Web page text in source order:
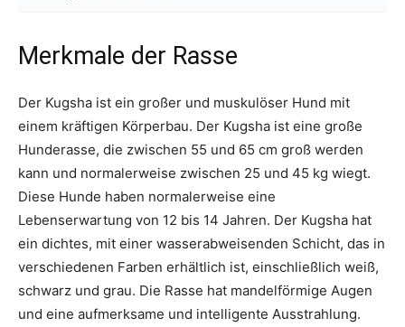
Merkmale der Rasse
Der Kugsha ist ein großer und muskulöser Hund mit
einem kräftigen Körperbau. Der Kugsha ist eine große
Hunderasse, die zwischen 55 und 65 cm groß werden
kann und normalerweise zwischen 25 und 45 kg wiegt.
Diese Hunde haben normalerweise eine
Lebenserwartung von 12 bis 14 Jahren. Der Kugsha hat
ein dichtes, mit einer wasserabweisenden Schicht, das in
verschiedenen Farben erhältlich ist, einschließlich weiß,
schwarz und grau. Die Rasse hat mandelförmige Augen
und eine aufmerksame und intelligente Ausstrahlung.